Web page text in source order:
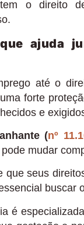
o direito
ajuda
até o
forte
e
(nº
pode mudar
que seus
buscar
é